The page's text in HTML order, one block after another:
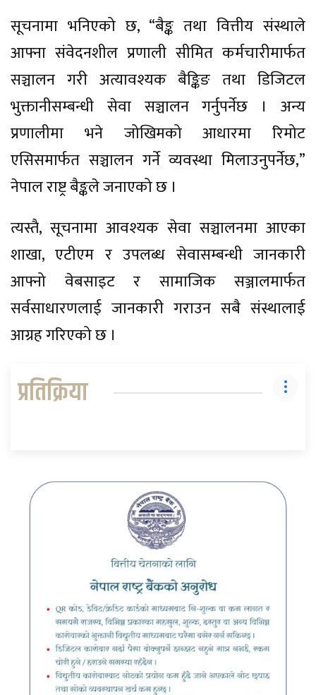
सूचनामा भनिएको छ, “बैङ्क तथा वित्तीय संस्थाले
आफ्ना संवेदनशील प्रणाली सीमित कर्मचारीमार्फत
सञ्चालन गरी अत्यावश्यक बैङ्किङ तथा डिजिटल
भुक्तानीसम्बन्धी सेवा सञ्चालन गर्नुपर्नेछ । अन्य
प्रणालीमा भने जोखिमको आधारमा रिमोट
एसिसमार्फत सञ्चालन गर्ने व्यवस्था मिलाउनुपर्नेछ,”
नेपाल राष्ट्र बैङ्कले जनाएको छ ।
त्यस्तै, सूचनामा आवश्यक सेवा सञ्चालनमा आएका
शाखा, एटीएम र उपलब्ध सेवासम्बन्धी जानकारी
आफ्नो वेबसाइट र सामाजिक सञ्जालमार्फत
सर्वसाधारणलाई जानकारी गराउन सबै संस्थालाई
आग्रह गरिएको छ ।
प्रतिक्रिया